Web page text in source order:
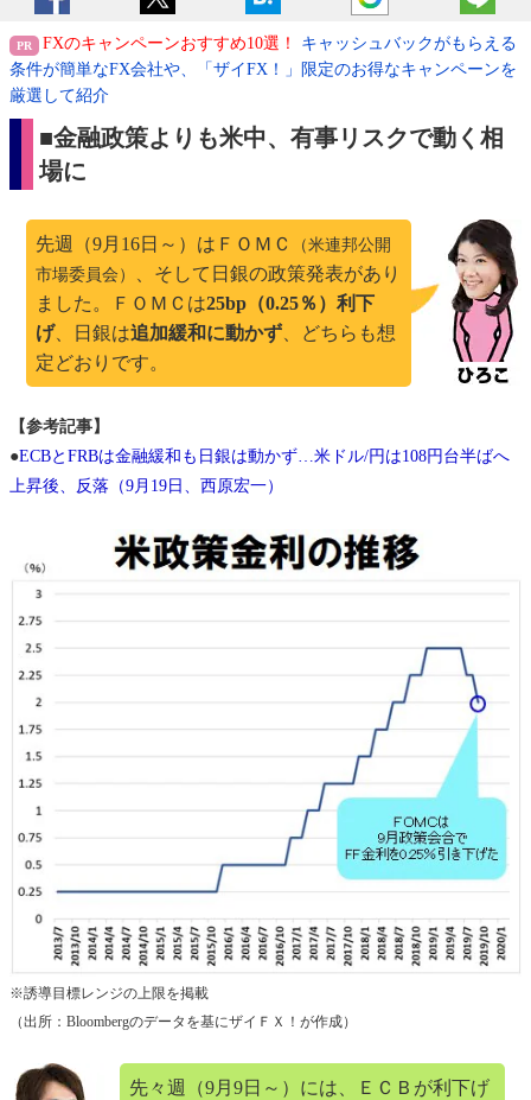
FXのキャンペーンおすすめ10選！
キャッシュバックがもらえる
条件が簡単なFX会社や、「ザイFX！」限定のお得なキャンペーンを
厳選して紹介
■金融政策よりも米中、有事リスクで動く相
場に
先週（9月16日～）はＦＯＭＣ
（米連邦公開
市場委員会）
、そして日銀の政策発表があり
ました。ＦＯＭＣは25bp（0.25％）利下
げ、日銀は追加緩和に動かず 、どちらも想
定どおりです。
【参考記事】
●ECBとFRBは金融緩和も日銀は動かず…米ドル/円は108円台半ばへ
上昇後、反落（9月19日、西原宏一）
※誘導目標レンジの上限を掲載
（出所：Bloombergのデータを基にザイＦＸ！が作成）
先々週（9月9日～）には、ＥＣＢが利下げ